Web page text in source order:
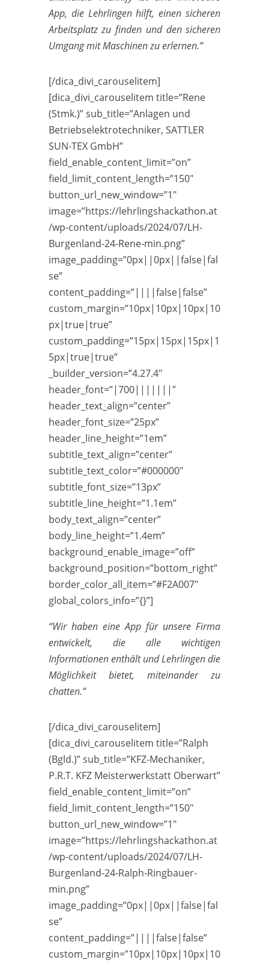
App, die Lehrlingen hilft, einen sicheren
Arbeitsplatz zu finden und den sicheren
Umgang mit Maschinen zu erlernen.”
[/dica_divi_carouselitem]
[dica_divi_carouselitem title=”Rene
(Stmk.)” sub_title=”Anlagen und
Betriebselektrotechniker, SATTLER
SUN-TEX GmbH”
field_enable_content_limit=”on”
field_limit_content_length=”150″
button_url_new_window=”1″
image=”https://lehrlingshackathon.at
/wp-content/uploads/2024/07/LH-
Burgenland-24-Rene-min.png”
image_padding=”0px||0px||false|fal
se”
content_padding=”||||false|false”
custom_margin=”10px|10px|10px|10
px|true|true”
custom_padding=”15px|15px|15px|1
5px|true|true”
_builder_version=”4.27.4″
header_font=”|700|||||||”
header_text_align=”center”
header_font_size=”25px”
header_line_height=”1em”
subtitle_text_align=”center”
subtitle_text_color=”#000000″
subtitle_font_size=”13px”
subtitle_line_height=”1.1em”
body_text_align=”center”
body_line_height=”1.4em”
background_enable_image=”off”
background_position=”bottom_right”
border_color_all_item=”#F2A007″
global_colors_info=”{}”]
“Wir haben eine App für unsere Firma
entwickelt, die alle wichtigen
Informationen enthält und Lehrlingen die
Möglichkeit bietet, miteinander zu
chatten.”
[/dica_divi_carouselitem]
[dica_divi_carouselitem title=”Ralph
(Bgld.)” sub_title=”KFZ-Mechaniker,
P.R.T. KFZ Meisterwerkstatt Oberwart”
field_enable_content_limit=”on”
field_limit_content_length=”150″
button_url_new_window=”1″
image=”https://lehrlingshackathon.at
/wp-content/uploads/2024/07/LH-
Burgenland-24-Ralph-Ringbauer-
min.png”
image_padding=”0px||0px||false|fal
se”
content_padding=”||||false|false”
custom_margin=”10px|10px|10px|10